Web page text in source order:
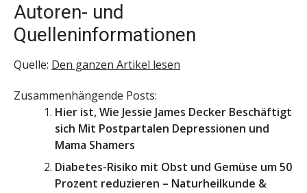
Autoren- und
Quelleninformationen
Quelle: Den ganzen Artikel lesen
Zusammenhängende Posts:
Hier ist, Wie Jessie James Decker Beschäftigt
sich Mit Postpartalen Depressionen und
Mama Shamers
Diabetes-Risiko mit Obst und Gemüse um 50
Prozent reduzieren – Naturheilkunde &